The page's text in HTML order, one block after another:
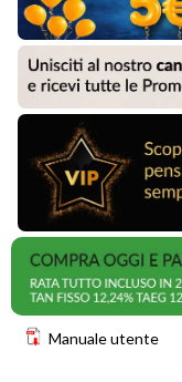
Manuale utente